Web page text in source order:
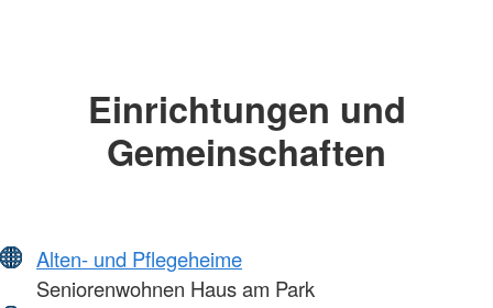
Einrichtungen und
Gemeinschaften
Alten- und Pflegeheime
Seniorenwohnen Haus am Park